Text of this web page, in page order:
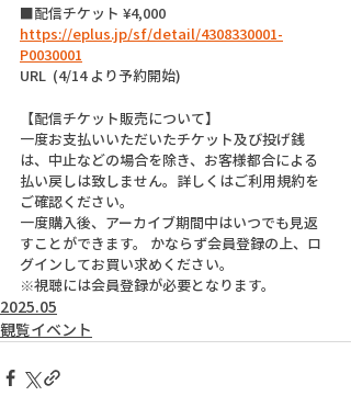
■配信チケット ¥4,000
https://eplus.jp/sf/detail/4308330001-
P0030001
URL  (4/14 より予約開始)
【配信チケット販売について】
一度お支払いいただいたチケット及び投げ銭
は、中止などの場合を除き、お客様都合による
払い戻しは致しません。詳しくはご利用規約を
ご確認ください。
一度購入後、アーカイブ期間中はいつでも見返
すことができます。 かならず会員登録の上、ロ
グインしてお買い求めください。
※視聴には会員登録が必要となります。
2025.05
観覧イベント